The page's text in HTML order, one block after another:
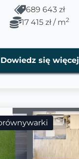
689 643 zł
17 415 zł / m2
Dowiedz się więcej